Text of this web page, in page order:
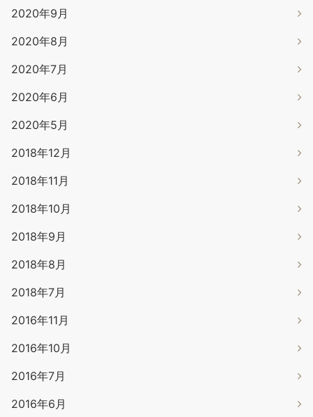
2020年9月
2020年8月
2020年7月
2020年6月
2020年5月
2018年12月
2018年11月
2018年10月
2018年9月
2018年8月
2018年7月
2016年11月
2016年10月
2016年7月
2016年6月